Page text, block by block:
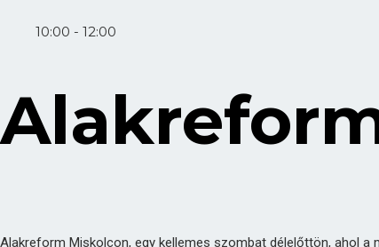
10:00 - 12:00
Alakreform Miskolcon, egy kellemes szombat délelőttön, ahol